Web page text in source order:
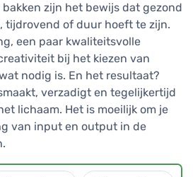
zijn het bewijs dat gezond
tijdrovend of duur hoeft te zijn.
een paar kwaliteitsvolle
bij het kiezen van
nodig is. En het resultaat?
verzadigt en tegelijkertijd
lichaam. Het is moeilijk om je
van input en output in de